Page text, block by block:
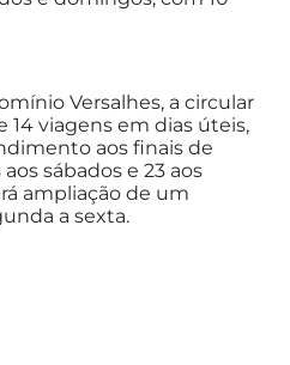
Versalhes, a circular
14 viagens em dias úteis,
aos finais de
sábados e 23 aos
ampliação de um
a sexta.